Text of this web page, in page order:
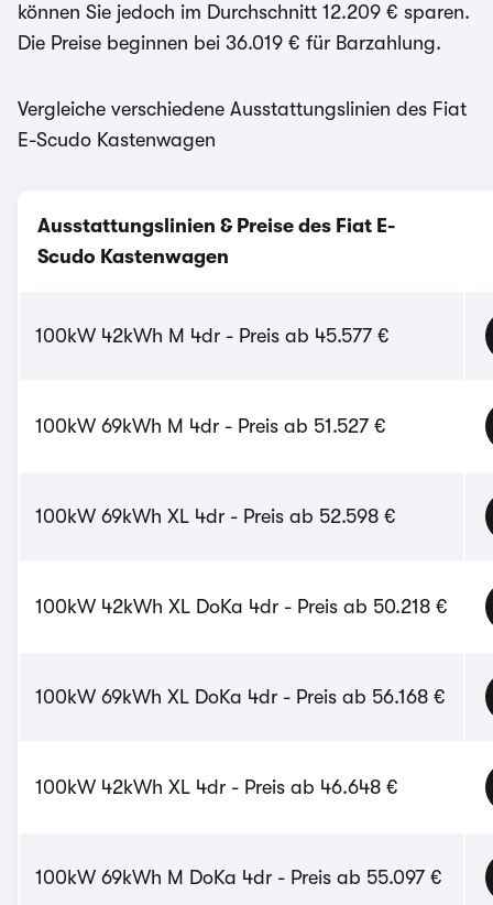
können Sie jedoch im Durchschnitt 12.209 € sparen.
Die Preise beginnen bei 36.019 € für Barzahlung.
Vergleiche verschiedene Ausstattungslinien des Fiat
E-Scudo Kastenwagen
Ausstattungslinien & Preise des Fiat E-
Scudo Kastenwagen
100kW 42kWh M 4dr - Preis ab 45.577 €
100kW 69kWh M 4dr - Preis ab 51.527 €
100kW 69kWh XL 4dr - Preis ab 52.598 €
100kW 42kWh XL DoKa 4dr - Preis ab 50.218 €
100kW 69kWh XL DoKa 4dr - Preis ab 56.168 €
100kW 42kWh XL 4dr - Preis ab 46.648 €
100kW 69kWh M DoKa 4dr - Preis ab 55.097 €